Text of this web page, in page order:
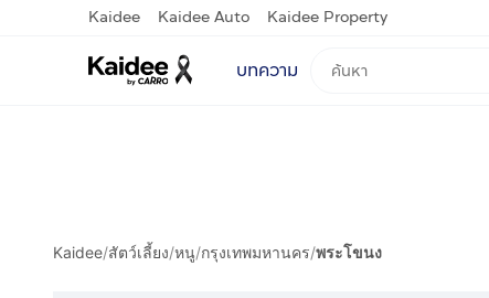
Kaidee Kaidee Auto Kaidee Property
บทความ
Kaidee/สัตว์เลี้ยง/หนู/กรุงเทพมหานคร/พระโขนง